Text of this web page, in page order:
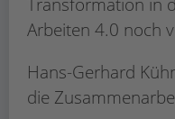
Transformation in
Arbeiten 4.0 noch
Hans-Gerhard
die